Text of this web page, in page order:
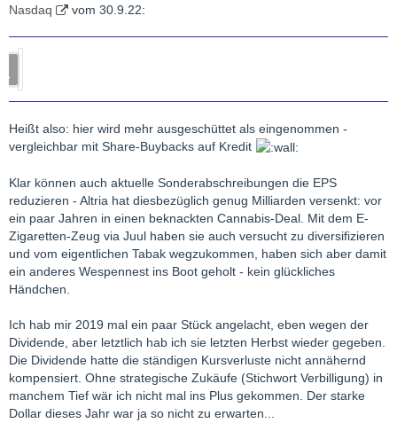
Nasdaq
vom 30.9.22:
Heißt also: hier wird mehr ausgeschüttet als eingenommen -
vergleichbar mit Share-Buybacks auf Kredit
Klar können auch aktuelle Sonderabschreibungen die EPS
reduzieren - Altria hat diesbezüglich genug Milliarden versenkt: vor
ein paar Jahren in einen beknackten Cannabis-Deal. Mit dem E-
Zigaretten-Zeug via Juul haben sie auch versucht zu diversifizieren
und vom eigentlichen Tabak wegzukommen, haben sich aber damit
ein anderes Wespennest ins Boot geholt - kein glückliches
Händchen.
Ich hab mir 2019 mal ein paar Stück angelacht, eben wegen der
Dividende, aber letztlich hab ich sie letzten Herbst wieder gegeben.
Die Dividende hatte die ständigen Kursverluste nicht annähernd
kompensiert. Ohne strategische Zukäufe (Stichwort Verbilligung) in
manchem Tief wär ich nicht mal ins Plus gekommen. Der starke
Dollar dieses Jahr war ja so nicht zu erwarten...